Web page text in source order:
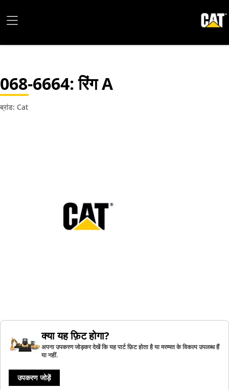
068-6664: रिंग A
ब्रांड: Cat
क्या यह फ़िट होगा?
अपना उपकरण जोड़कर देखें कि यह पार्ट फ़िट होता है या मरम्मत के विकल्प उपलब्ध हैं
या नहीं.
उपकरण जोड़ें